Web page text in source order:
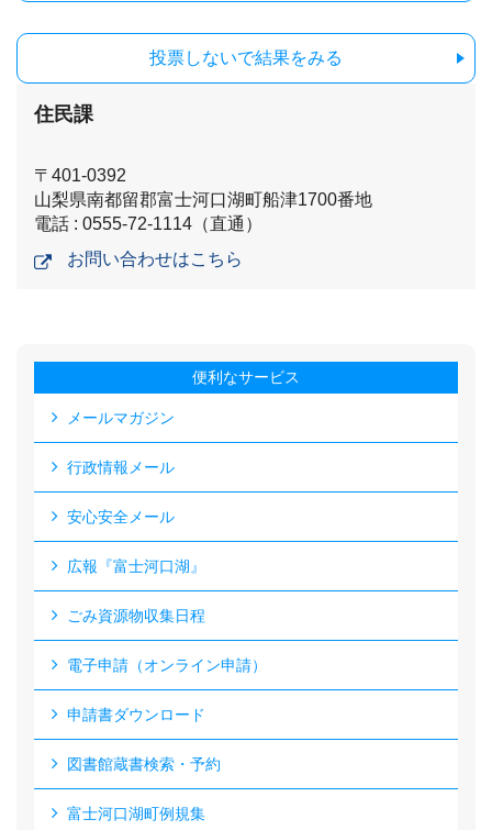
投票しないで結果をみる
住民課
〒401-0392
山梨県南都留郡富士河口湖町船津1700番地
電話 : 0555-72-1114（直通）
お問い合わせはこちら
便利なサービス
メールマガジン
行政情報メール
安心安全メール
広報『富士河口湖』
ごみ資源物収集日程
電子申請（オンライン申請）
申請書ダウンロード
図書館蔵書検索・予約
富士河口湖町例規集